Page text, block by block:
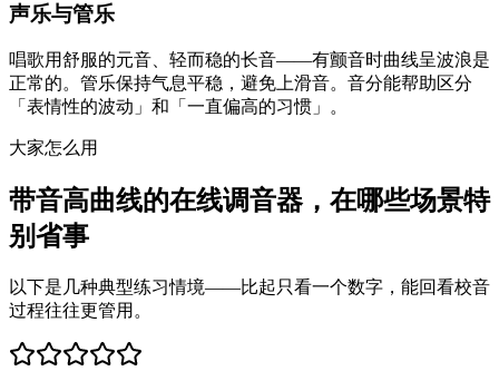
声乐与管乐
唱歌用舒服的元音、轻而稳的长音——有颤音时曲线呈波浪是
正常的。管乐保持气息平稳，避免上滑音。音分能帮助区分
「表情性的波动」和「一直偏高的习惯」。
大家怎么用
带音高曲线的在线调音器，在哪些场景特
别省事
以下是几种典型练习情境——比起只看一个数字，能回看校音
过程往往更管用。